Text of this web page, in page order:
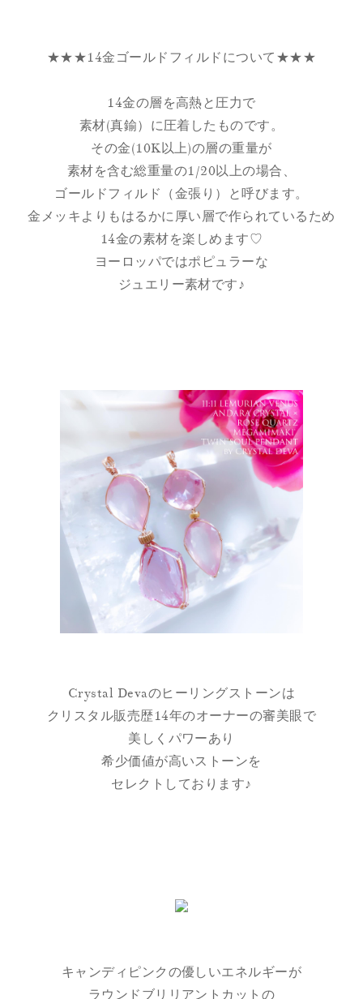
★★★14金ゴールドフィルドについて★★★
14金の層を高熱と圧力で
素材(真鍮）に圧着したものです。
その金(10K以上)の層の重量が
素材を含む総重量の1/20以上の場合、
ゴールドフィルド（金張り）と呼びます。
金メッキよりもはるかに厚い層で作られているため
14金の素材を楽しめます♡
ヨーロッパではポピュラーな
ジュエリー素材です♪
Crystal Devaのヒーリングストーンは
クリスタル販売歴14年のオーナーの審美眼で
美しくパワーあり
希少価値が高いストーンを
セレクトしております♪
キャンディピンクの優しいエネルギーが
ラウンドブリリアントカットの